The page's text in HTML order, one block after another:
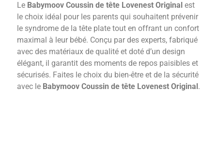
Le Babymoov Coussin de tête Lovenest Original est
le choix idéal pour les parents qui souhaitent prévenir
le syndrome de la tête plate tout en offrant un confort
maximal à leur bébé. Conçu par des experts, fabriqué
avec des matériaux de qualité et doté d’un design
élégant, il garantit des moments de repos paisibles et
sécurisés. Faites le choix du bien-être et de la sécurité
avec le Babymoov Coussin de tête Lovenest Original .